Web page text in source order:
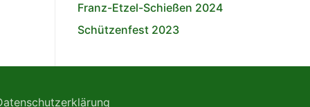
Franz-Etzel-Schießen 2024
Schützenfest 2023